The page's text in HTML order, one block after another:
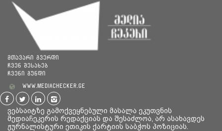
მთავარი გვერდი
ჩვენ შესახებ
ჩვენი გუნდი
www.mediachecker.ge
ვებსაიტზე გამოქვეყნებული მასალა ეკუთვნის
მედიაჩეკერის რედაქციას და შესაძლოა, არ ასახავდეს
ჟურნალისტური ეთიკის ქარტიის საბჭოს პოზიციას.